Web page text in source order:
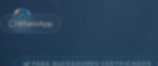
WhatsApp
🤿 PARA BUCEADORES CERTIFICADOS ·